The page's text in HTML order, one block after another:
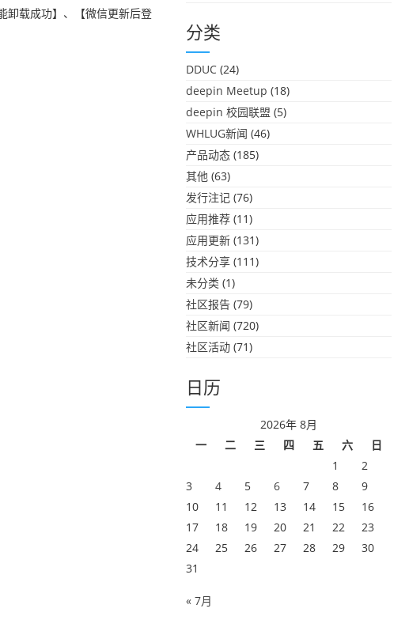
卸载成功】、【微信更新后登
分类
DDUC (24)
deepin Meetup (18)
deepin 校园联盟 (5)
WHLUG新闻 (46)
产品动态 (185)
其他 (63)
发行注记 (76)
应用推荐 (11)
应用更新 (131)
技术分享 (111)
未分类 (1)
社区报告 (79)
社区新闻 (720)
社区活动 (71)
日历
2026年 8月
一
二 三 四 五 六
日
1
2
3
4 5 6 7 8
9
10
11 12 13 14 15
16
17
18 19 20 21 22
23
24
25 26 27 28 29
30
31
« 7月